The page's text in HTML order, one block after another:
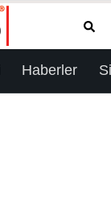
Haberler